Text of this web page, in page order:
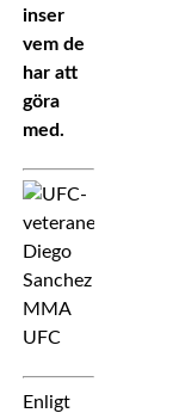
inser
vem de
har att
göra
med.
Enligt